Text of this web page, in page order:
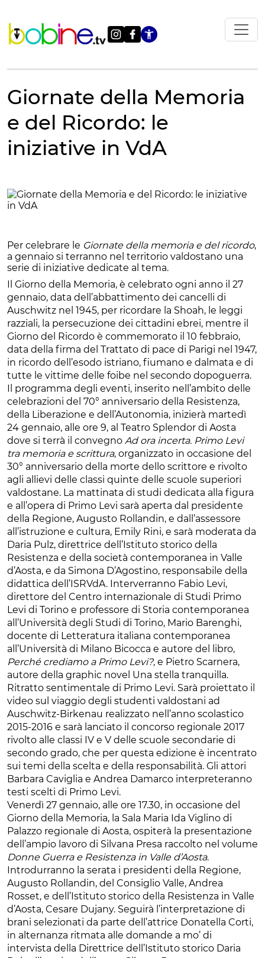
contenuto
Apri le
Giornate della Memoria
e del Ricordo: le
iniziative in VdA
Per celebrare le Giornate della memoria e del ricordo,
a gennaio si terranno nel territorio valdostano una
serie di iniziative dedicate al tema.
Il Giorno della Memoria, è celebrato ogni anno il 27
gennaio, data dell’abbattimento dei cancelli di
Auschwitz nel 1945, per ricordare la Shoah, le leggi
razziali, la persecuzione dei cittadini ebrei, mentre il
Giorno del Ricordo è commemorato il 10 febbraio,
data della firma del Trattato di pace di Parigi nel 1947,
in ricordo dell’esodo istriano, fiumano e dalmata e di
tutte le vittime delle foibe nel secondo dopoguerra.
Il programma degli eventi, inserito nell’ambito delle
celebrazioni del 70° anniversario della Resistenza,
della Liberazione e dell’Autonomia, inizierà martedì
24 gennaio, alle ore 9, al Teatro Splendor di Aosta
dove si terrà il convegno Ad ora incerta. Primo Levi
tra memoria e scrittura, organizzato in occasione del
30° anniversario della morte dello scrittore e rivolto
agli allievi delle classi quinte delle scuole superiori
valdostane. La mattinata di studi dedicata alla figura
e all’opera di Primo Levi sarà aperta dal presidente
della Regione, Augusto Rollandin, e dall’assessore
all’istruzione e cultura, Emily Rini, e sarà moderata da
Daria Pulz, direttrice dell’Istituto storico della
Resistenza e della società contemporanea in Valle
d’Aosta, e da Simona D’Agostino, responsabile della
didattica dell’ISRVdA. Interverranno Fabio Levi,
direttore del Centro internazionale di Studi Primo
Levi di Torino e professore di Storia contemporanea
all’Università degli Studi di Torino, Mario Barenghi,
docente di Letteratura italiana contemporanea
all’Università di Milano Bicocca e autore del libro,
Perché crediamo a Primo Levi?, e Pietro Scarnera,
autore della graphic novel Una stella tranquilla.
Ritratto sentimentale di Primo Levi. Sarà proiettato il
video sul viaggio degli studenti valdostani ad
Auschwitz-Birkenau realizzato nell’anno scolastico
2015-2016 e sarà lanciato il concorso regionale 2017
rivolto alle classi IV e V delle scuole secondarie di
secondo grado, che per questa edizione è incentrato
sui temi della scelta e della responsabilità. Gli attori
Barbara Caviglia e Andrea Damarco interpreteranno
testi scelti di Primo Levi.
Venerdì 27 gennaio, alle ore 17.30, in occasione del
Giorno della Memoria, la Sala Maria Ida Viglino di
Palazzo regionale di Aosta, ospiterà la presentazione
dell’ampio lavoro di Silvana Presa raccolto nel volume
Donne Guerra e Resistenza in Valle d’Aosta.
Introdurranno la serata i presidenti della Regione,
Augusto Rollandin, del Consiglio Valle, Andrea
Rosset, e dell’Istituto storico della Resistenza in Valle
d’Aosta, Cesare Dujany. Seguirà l’interpretazione di
brani selezionati da parte dell’attrice Donatella Corti,
in alternanza ritmata alle domande a mo’ di
intervista della Direttrice dell’Istituto storico Daria